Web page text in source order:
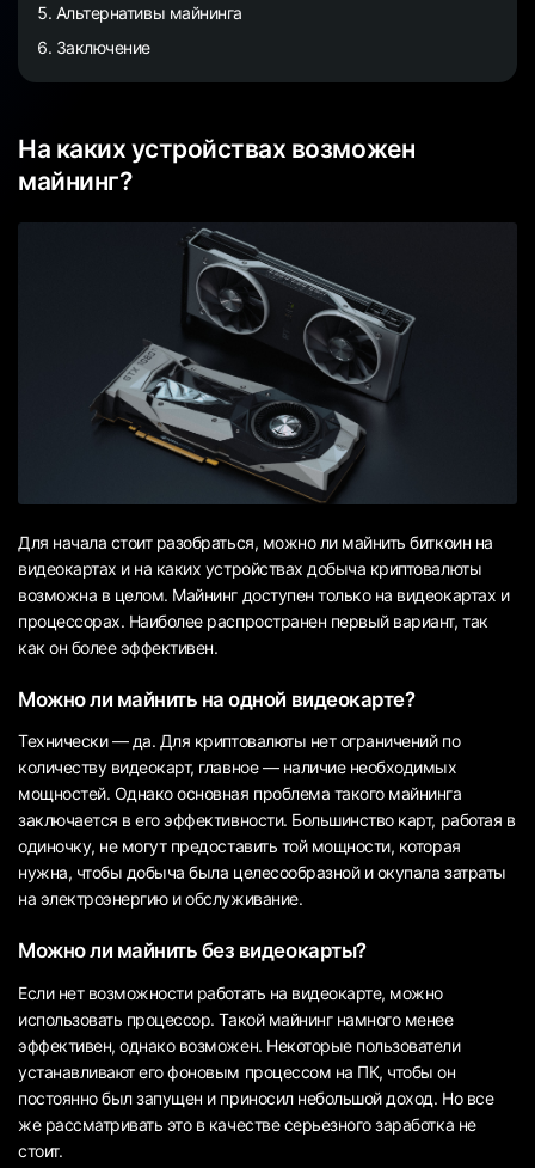
Альтернативы майнинга
Заключение
На каких устройствах возможен
майнинг?
Для начала стоит разобраться, можно ли майнить биткоин на
видеокартах и на каких устройствах добыча криптовалюты
возможна в целом. Майнинг доступен только на видеокартах и
процессорах. Наиболее распространен первый вариант, так
как он более эффективен.
Можно ли майнить на одной видеокарте?
Технически — да. Для криптовалюты нет ограничений по
количеству видеокарт, главное — наличие необходимых
мощностей. Однако основная проблема такого майнинга
заключается в его эффективности. Большинство карт, работая в
одиночку, не могут предоставить той мощности, которая
нужна, чтобы добыча была целесообразной и окупала затраты
на электроэнергию и обслуживание.
Можно ли майнить без видеокарты?
Если нет возможности работать на видеокарте, можно
использовать процессор. Такой майнинг намного менее
эффективен, однако возможен. Некоторые пользователи
устанавливают его фоновым процессом на ПК, чтобы он
постоянно был запущен и приносил небольшой доход. Но все
же рассматривать это в качестве серьезного заработка не
стоит.